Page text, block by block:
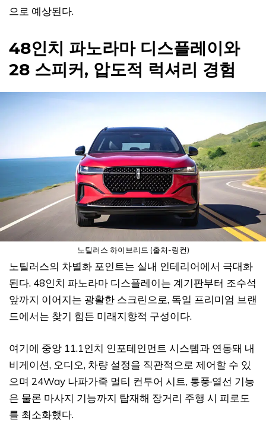
으로 예상된다.
48인치 파노라마 디스플레이와
28 스피커, 압도적 럭셔리 경험
노틸러스 하이브리드 (출처-링컨)
노틸러스의 차별화 포인트는 실내 인테리어에서 극대화
된다. 48인치 파노라마 디스플레이는 계기판부터 조수석
앞까지 이어지는 광활한 스크린으로, 독일 프리미엄 브랜
드에서는 찾기 힘든 미래지향적 구성이다.
여기에 중앙 11.1인치 인포테인먼트 시스템과 연동돼 내
비게이션, 오디오, 차량 설정을 직관적으로 제어할 수 있
으며 24Way 나파가죽 멀티 컨투어 시트, 통풍·열선 기능
은 물론 마사지 기능까지 탑재해 장거리 주행 시 피로도
를 최소화했다.